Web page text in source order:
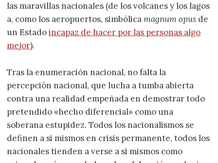
las maravillas nacionales (de los volcanes y los lagos
a, como los aeropuertos, simbólicamagnum opus de
un Estadoincapaz de hacer por las personas algo
mejor).
Tras la enumeración nacional, no falta la
percepción nacional, que lucha a tumba abierta
contra una realidad empeñada en demostrar todo
pretendido «hecho diferencial» como una
soberana estupidez. Todos los nacionalismos se
definen a si mismos en crisis permanente, todos los
nacionales tienden a verse a si mismos como